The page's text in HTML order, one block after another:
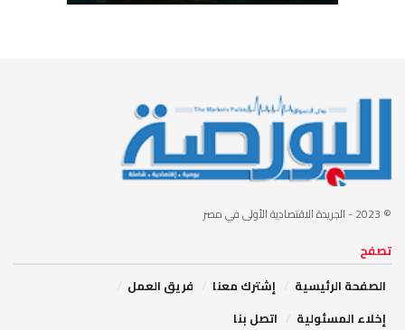
© 2023 - الجريدة الاقتصادية الأولى في مصر
تصفح
الصفحة الرئيسية
إشترك معنا
فريق العمل
إخلاء المسئولية
اتصل بنا